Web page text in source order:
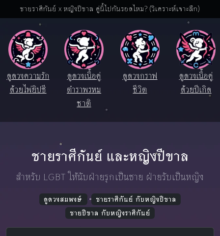
ชายราศีกันย์ x หญิงปีขาล คู่นี้ไปกันรอดไหม? (วิเคราะห์เจาะลึก)
ดูดวงความรัก
ด้วยไพ่ยิปซี
ดูดวงเนื้อคู่
ตำราพรหม
ชาติ
ดูดวงกราฟ
ชีวิต
ดูดวงเนื้อคู่
ด้วยปีเกิด
ชายราศีกันย์ และหญิงปีขาล
สำหรับ LGBT ให้นับฝ่ายรุกเป็นชาย ฝ่ายรับเป็นหญิง
ดูดวงสมพงษ์
ชายราศีกันย์ กับหญิงปีขาล
ชายปีขาล กับหญิงราศีกันย์